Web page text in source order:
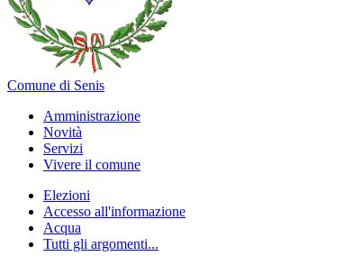
Comune di Senis
Amministrazione
Novità
Servizi
Vivere il comune
Elezioni
Accesso all'informazione
Acqua
Tutti gli argomenti...